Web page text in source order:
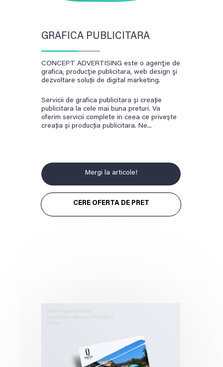
Design ambalaj produs
Design eticheta produs
Promovare online
Web design Brasov – creare site-uri
profesionale
optimizare SEO
CONCEPT ADVERTISING este o agenţie de
grafica, producţie publicitara, web design şi
dezvoltare soluții de digital marketing.
GRAFICA PUBLICITARA
Servicii de grafica publicitara și creație
publicitara la cele mai buna preturi. Va
oferim servicii complete in ceea ce privește
creația și producția publicitara. Ne...
Mergi la articole!
CERE OFERTA DE PRET
Flyere
Grafica
publicitara
Meniuri Portofoliu
clienti